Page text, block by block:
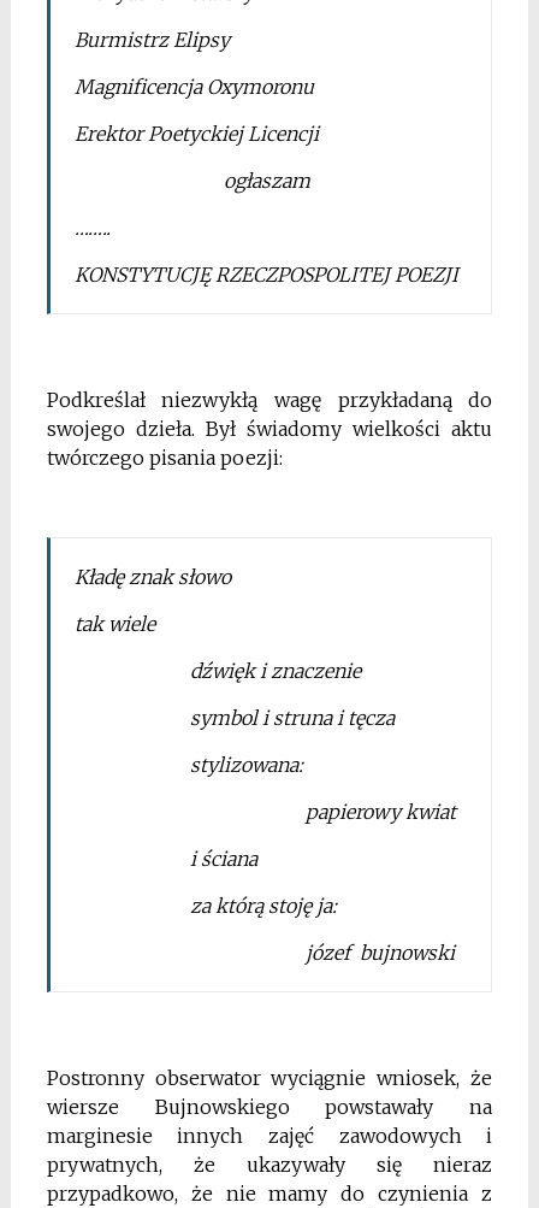
Burmistrz Elipsy
Magnificencja Oxymoronu
Erektor Poetyckiej Licencji
ogłaszam
……..
KONSTYTUCJĘ RZECZPOSPOLITEJ POEZJI
Podkreślał niezwykłą wagę przykładaną do
swojego dzieła. Był świadomy wielkości aktu
twórczego pisania poezji:
Kładę znak słowo
tak wiele
dźwięk i znaczenie
symbol i struna i tęcza
stylizowana:
papierowy kwiat
i ściana
za którą stoję ja:
józef bujnowski
Postronny obserwator wyciągnie wniosek, że
wiersze Bujnowskiego powstawały na
marginesie innych zajęć zawodowych i
prywatnych, że ukazywały się nieraz
przypadkowo, że nie mamy do czynienia z